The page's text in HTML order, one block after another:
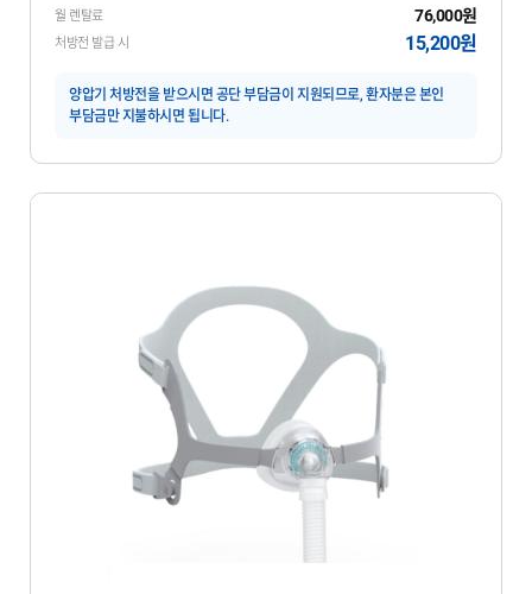
월 렌탈료 76,000원
처방전 발급 시 15,200원
양압기 처방전을 받으시면 공단 부담금이 지원되므로, 환자분은 본인
부담금만 지불하시면 됩니다.